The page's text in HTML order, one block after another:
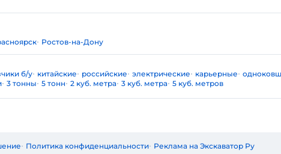
Ростов-на-Дону
б/у китайские российские электрические карьерные
3 тонны 5 тонн 2 куб. метра 3 куб. метра 5 куб. метров
Политика конфиденциальности Реклама на Экскаватор Ру